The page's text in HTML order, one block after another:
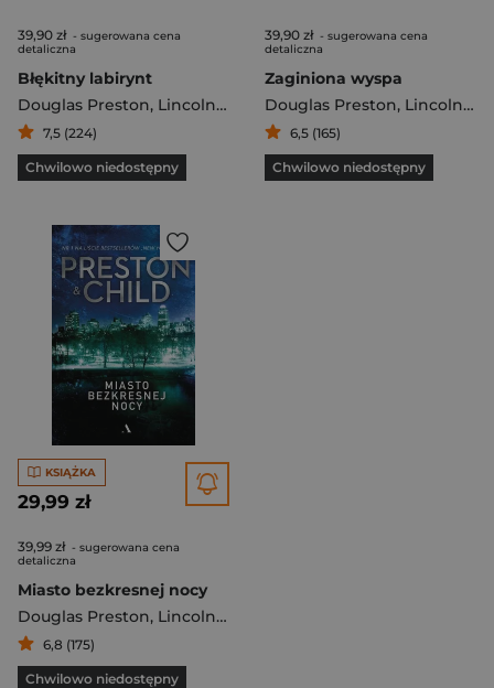
39,90 zł - sugerowana cena
detaliczna
Błękitny labirynt
Douglas Preston, Lincoln Child
7,5 (224)
Chwilowo niedostępny
39,90 zł - sugerowana cena
detaliczna
Zaginiona wyspa
Douglas Preston, Lincoln Child
6,5 (165)
Chwilowo niedostępny
KSIĄŻKA
29,99 zł
39,99 zł - sugerowana cena
detaliczna
Miasto bezkresnej nocy
Douglas Preston, Lincoln Child
6,8 (175)
Chwilowo niedostępny